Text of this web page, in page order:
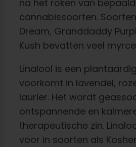
na het roken van
cannabissoorten.
Dream, Granddaddy
Kush bevatten veel
Linalool is een
voorkomt in lavendel,
laurier. Het wordt
ontspannende en
therapeutische zin.
voor in soorten als